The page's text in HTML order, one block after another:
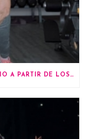
LA IMPORTANCIA DEL EJERCICIO A PARTIR DE LOS 60 AÑOS